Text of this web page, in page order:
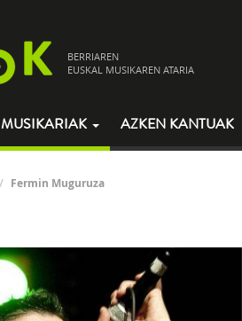
BERRIAREN
EUSKAL MUSIKAREN ATARIA
MUSIKARIAK AZKEN KANTUAK
Fermin Muguruza